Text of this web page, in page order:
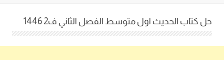
حل كتاب الحديث اول متوسط الفصل الثاني ف2 1446